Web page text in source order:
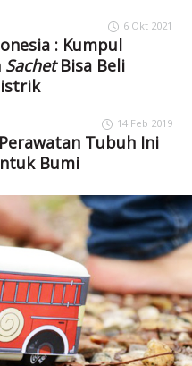
6 Okt 2021
: Kumpul
SachetBisa Beli
14 Feb 2019
Tubuh Ini
Bumi